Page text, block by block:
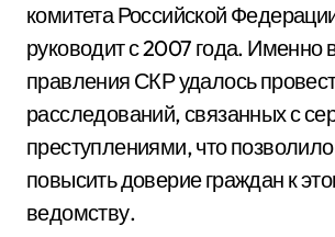
комитета Российской
руководит с 2007 года. Именно
правления СКР удалось
расследований, связанных с
преступлениями, что
повысить доверие граждан к
ведомству.